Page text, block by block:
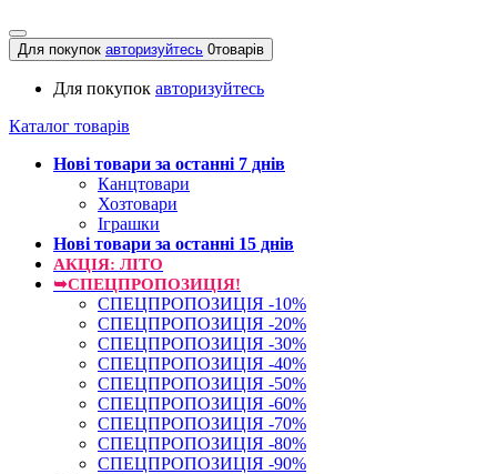
Для покупок авторизуйтесь 0товарів
Для покупок авторизуйтесь
Каталог товарів
Нові товари за останнi 7 днiв
Канцтовари
Хозтовари
Іграшки
Нові товари за останнi 15 днiв
АКЦІЯ: ЛІТО
➥СПЕЦПРОПОЗИЦІЯ!
СПЕЦПРОПОЗИЦІЯ -10%
СПЕЦПРОПОЗИЦІЯ -20%
СПЕЦПРОПОЗИЦІЯ -30%
СПЕЦПРОПОЗИЦІЯ -40%
СПЕЦПРОПОЗИЦІЯ -50%
СПЕЦПРОПОЗИЦІЯ -60%
СПЕЦПРОПОЗИЦІЯ -70%
СПЕЦПРОПОЗИЦІЯ -80%
СПЕЦПРОПОЗИЦІЯ -90%